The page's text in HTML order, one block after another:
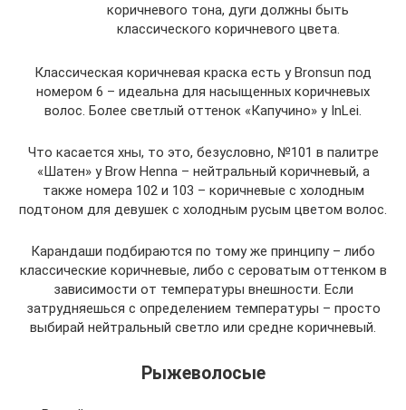
коричневого тона, дуги должны быть
классического коричневого цвета.
Классическая коричневая краска есть у Bronsun под
номером 6 – идеальна для насыщенных коричневых
волос. Более светлый оттенок «Капучино» у InLei.
Что касается хны, то это, безусловно, №101 в палитре
«Шатен» у Brow Henna – нейтральный коричневый, а
также номера 102 и 103 – коричневые с холодным
подтоном для девушек с холодным русым цветом волос.
Карандаши подбираются по тому же принципу – либо
классические коричневые, либо с сероватым оттенком в
зависимости от температуры внешности. Если
затрудняешься с определением температуры – просто
выбирай нейтральный светло или средне коричневый.
Рыжеволосые